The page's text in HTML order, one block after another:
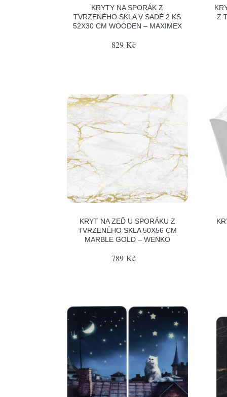
KRYTY NA SPORÁK Z
TVRZENÉHO SKLA V SADĚ 2 KS
52X30 CM WOODEN – MAXIMEX
829 Kč
Z
KRYT NA ZEĎ U SPORÁKU Z
TVRZENÉHO SKLA 50X56 CM
MARBLE GOLD – WENKO
789 Kč